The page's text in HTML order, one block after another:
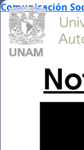
Comunicación